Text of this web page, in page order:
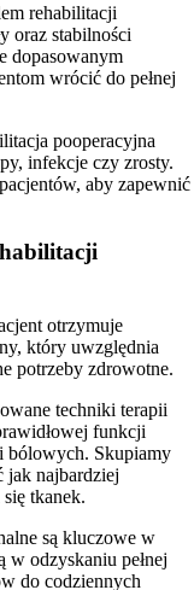
rehabilitacji
oraz stabilności
dopasowanym
wrócić do pełnej
pooperacyjna
infekcje czy zrosty.
aby zapewnić
otrzymuje
który uwzględnia
potrzeby zdrowotne.
techniki terapii
funkcji
bólowych. Skupiamy
jak najbardziej
tkanek.
są kluczowe w
w odzyskaniu pełnej
do codziennych